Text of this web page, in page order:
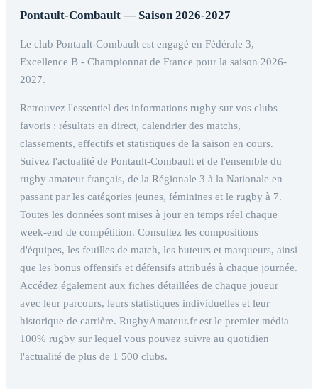
Pontault-Combault — Saison 2026-2027
Le club Pontault-Combault est engagé en Fédérale 3,
Excellence B - Championnat de France pour la saison 2026-
2027.
Retrouvez l'essentiel des informations rugby sur vos clubs
favoris : résultats en direct, calendrier des matchs,
classements, effectifs et statistiques de la saison en cours.
Suivez l'actualité de Pontault-Combault et de l'ensemble du
rugby amateur français, de la Régionale 3 à la Nationale en
passant par les catégories jeunes, féminines et le rugby à 7.
Toutes les données sont mises à jour en temps réel chaque
week-end de compétition. Consultez les compositions
d'équipes, les feuilles de match, les buteurs et marqueurs, ainsi
que les bonus offensifs et défensifs attribués à chaque journée.
Accédez également aux fiches détaillées de chaque joueur
avec leur parcours, leurs statistiques individuelles et leur
historique de carrière. RugbyAmateur.fr est le premier média
100% rugby sur lequel vous pouvez suivre au quotidien
l'actualité de plus de 1 500 clubs.